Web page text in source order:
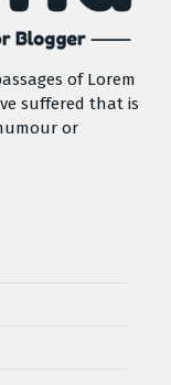
of Lorem
suffered that is
or